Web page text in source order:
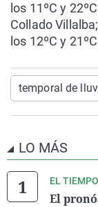
los 11ºC y
Collado
los 12ºC y
temporal de
LO MÁS
EL
El